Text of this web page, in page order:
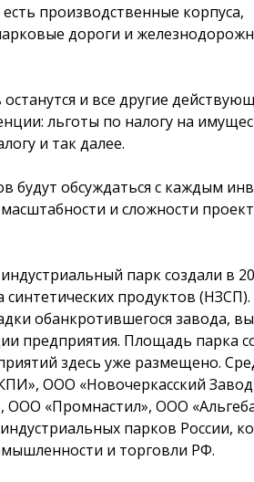
производственные корпуса,
дороги и
и все другие
льготы по налогу на
и так далее.
будут обсуждаться с каждым
и сложности
парк создали в
продуктов (НЗСП).
обанкротившегося завода,
предприятия. Площадь парка
здесь уже размещено.
ООО «Новочеркасский Завод
«Промнастил», ООО
парков России,
и торговли РФ.